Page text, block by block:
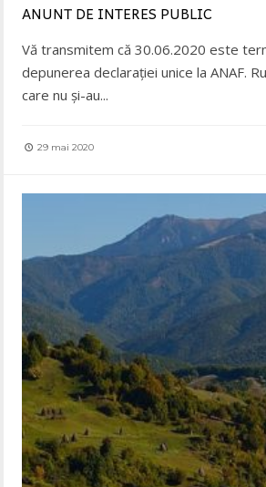
ANUNȚ DE INTERES PUBLIC
Vă transmitem că 30.06.2020 este
depunerea declarației unice la ANAF.
care nu și-au...
29 mai 2020